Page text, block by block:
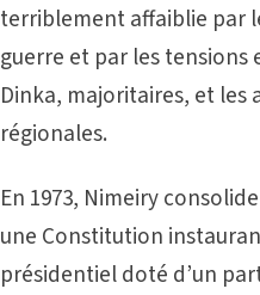
terriblement affaiblie par
guerre et par les tensions
Dinka, majoritaires, et les
régionales.
En 1973, Nimeiry
une Constitution
présidentiel doté d’un